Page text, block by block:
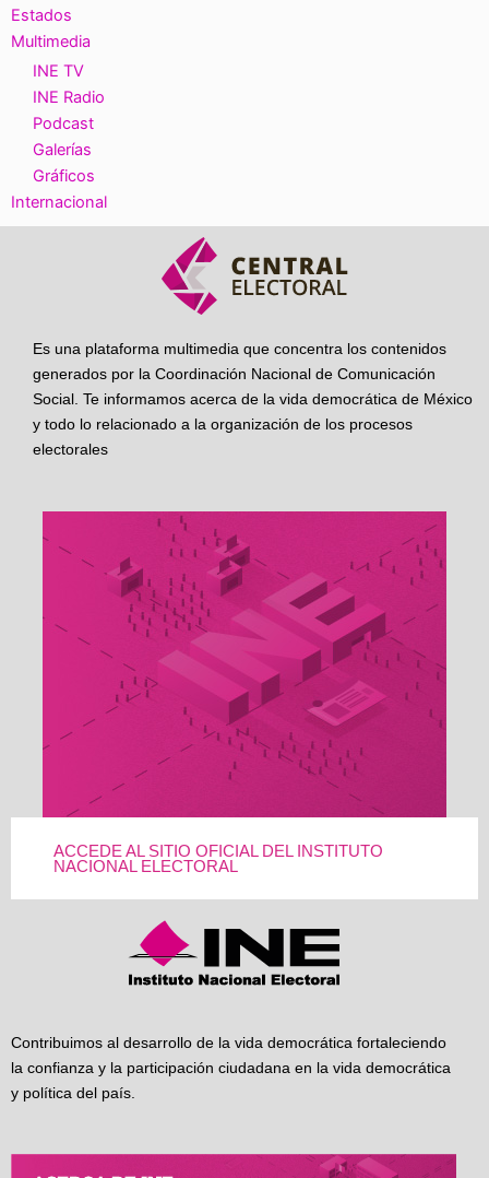
Estados
Multimedia
INE TV
INE Radio
Podcast
Galerías
Gráficos
Internacional
Es una plataforma multimedia que concentra los contenidos
generados por la Coordinación Nacional de Comunicación
Social. Te informamos acerca de la vida democrática de México
y todo lo relacionado a la organización de los procesos
electorales
ACCEDE AL SITIO OFICIAL DEL INSTITUTO
NACIONAL ELECTORAL
Contribuimos al desarrollo de la vida democrática fortaleciendo
la confianza y la participación ciudadana en la vida democrática
y política del país.